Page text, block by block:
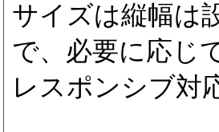
サイズは縦幅は
で、必要に応じ
レスポンシブ対